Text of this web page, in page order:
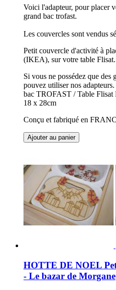
Voici l'adapteur, pour placer
grand bac trofast.
Les couvercles sont vendus
Petit couvercle d'activité à
(IKEA), sur votre table Flisat.
Si vous ne possédez que
pouvez utiliser nos
bac TROFAST / Table
18 x 28cm
Conçu et fabriqué en
Ajouter au panier
HOTTE DE NOEL
- Le bazar de Morgane